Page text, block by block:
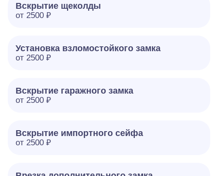
Вскрытие щеколды
от 2500 ₽
Установка взломостойкого замка
от 2500 ₽
Вскрытие гаражного замка
от 2500 ₽
Вскрытие импортного сейфа
от 2500 ₽